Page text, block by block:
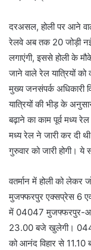
दरअसल, होली पर आने
रेलवे अब तक 20 जोड़ी
लगाएंगी, इससे होली के
जाने वाले रेल यात्रियों
मुख्य जनसंपर्क अधिकारी
यात्रियों की भीड़ के
बढ़ाने का काम पूर्व मध्य
मध्य रेल ने जारी कर दी
गुरुवार को जारी होगी।
वतर्मान में होली को
मुजफ्फरपुर एक्सप्रेस 6
में 04047 मुजफ्फरपुर-
23.00 बजे खुलेगी।
को आनंद विहार से